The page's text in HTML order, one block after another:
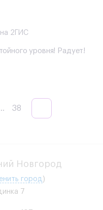
на 2ГИС
уровня! Радует!
38
Новгород
город )
7